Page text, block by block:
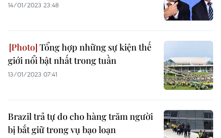
14/01/2023 23:48
Tổng hợp những sự kiện thế
giới nổi bật nhất trong tuần
13/01/2023 07:41
Brazil trả tự do cho hàng trăm người
bị bắt giữ trong vụ bạo loạn